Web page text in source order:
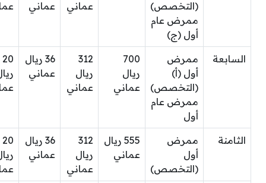
(التخصص)
ممرض عام
أول (ج)
عماني
عماني
السابعة
ممرض
أول (أ)
(التخصص)
ممرض عام
أول
700
ريال
عماني
312
ريال
عماني
36 ريال
عماني
20
الثامنة
ممرض
أول
(التخصص)
555 ريال
عماني
312
ريال
عماني
36 ريال
عماني
20